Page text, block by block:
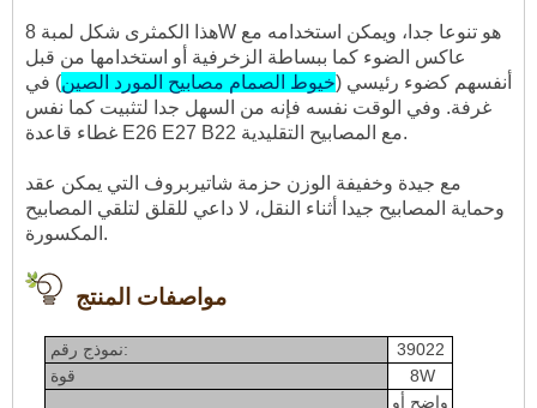
هذا الكمثرى شكل لمبة 8W هو تنوعا جدا، ويمكن استخدامه مع
عاكس الضوء كما ببساطة الزخرفية أو استخدامها من قبل
أنفسهم كضوء رئيسي (خيوط الصمام مصابيح المورد الصين) في
غرفة. وفي الوقت نفسه فإنه من السهل جدا لتثبيت كما نفس
غطاء قاعدة E26 E27 B22 مع المصابيح التقليدية.
مع جيدة وخفيفة الوزن حزمة شاتيربروف التي يمكن عقد
وحماية المصابيح جيدا أثناء النقل، لا داعي للقلق لتلقي المصابيح
المكسورة.
مواصفات المنتج
نموذج رقم:
39022
قوة
8W
واضح أو